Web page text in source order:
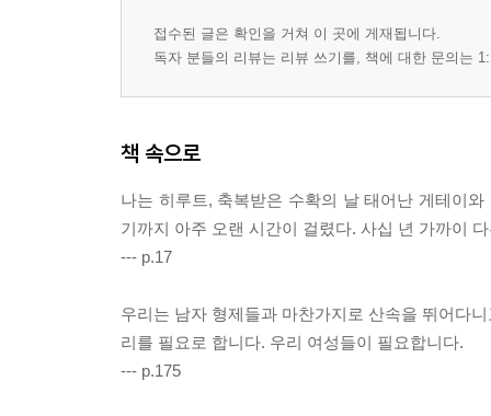
접수된 글은 확인을 거쳐 이 곳에 게재됩니다.
독자 분들의 리뷰는 리뷰 쓰기를, 책에 대한 문의는
책 속으로
나는 히루트, 축복받은 수확의 날 태어난 게테이
기까지 아주 오랜 시간이 걸렸다. 사십 년 가까이
--- p.17
우리는 남자 형제들과 마찬가지로 산속을 뛰어다
리를 필요로 합니다. 우리 여성들이 필요합니다.
--- p.175